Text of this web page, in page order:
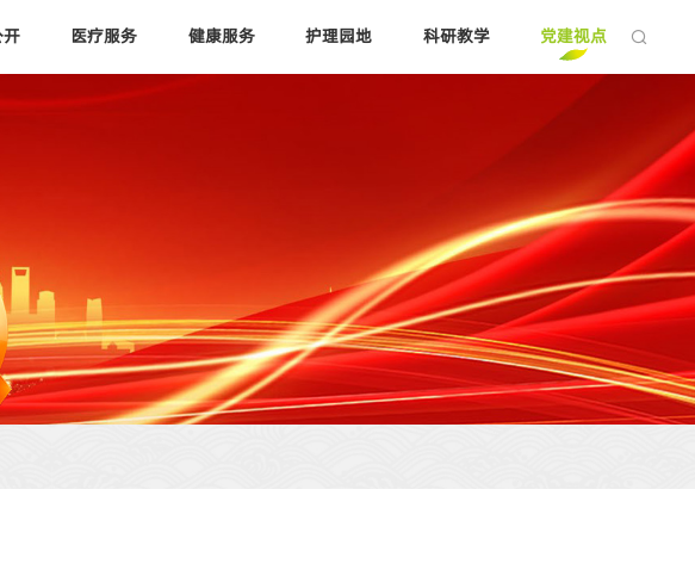
医疗服务 健康服务 护理园地 科研教学 党建视点 